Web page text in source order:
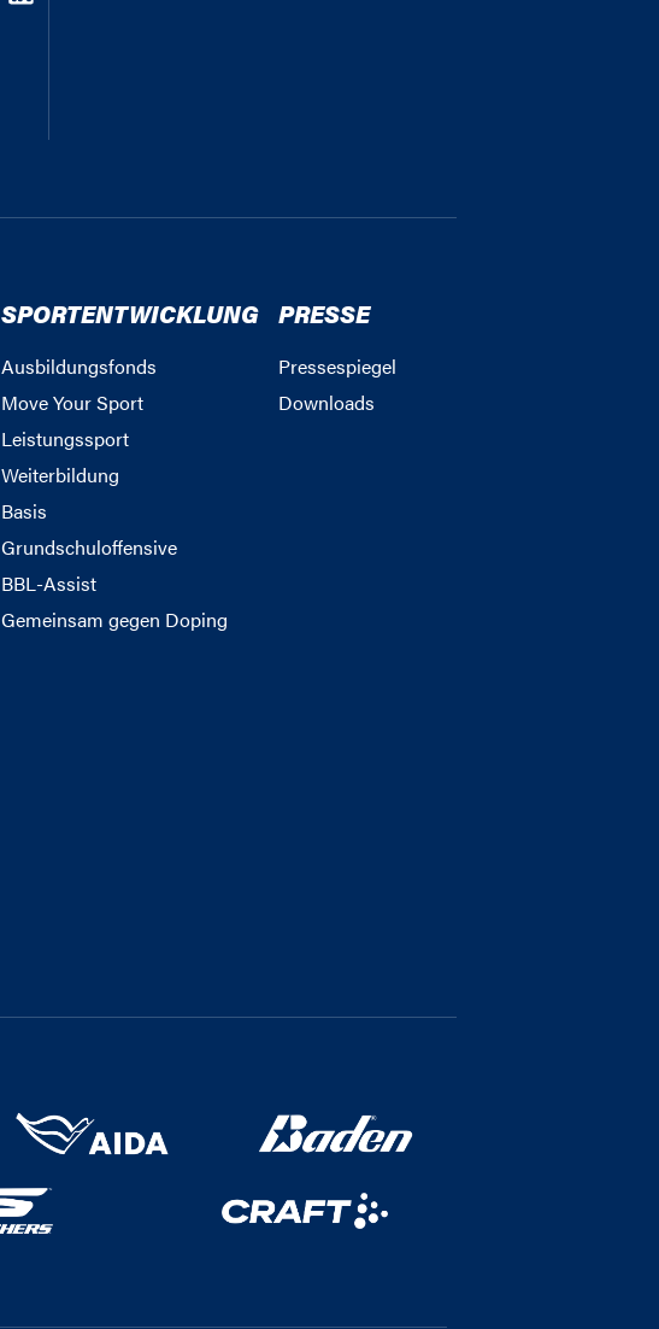
SPORTENTWICKLUNG
Ausbildungsfonds
Move Your Sport
Leistungssport
Weiterbildung
Basis
Grundschuloffensive
BBL-Assist
Gemeinsam gegen Doping
PRESSE
Pressespiegel
Downloads